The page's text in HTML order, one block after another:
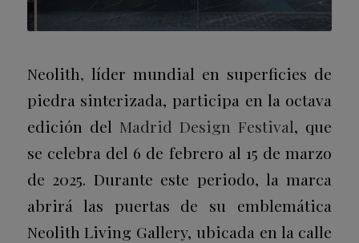
Neolith, líder mundial en superficies de
piedra sinterizada, participa en la octava
edición del Madrid Design Festival, que
se celebra del 6 de febrero al 15 de marzo
de 2025. Durante este periodo, la marca
abrirá las puertas de su emblemática
Neolith Living Gallery, ubicada en la calle